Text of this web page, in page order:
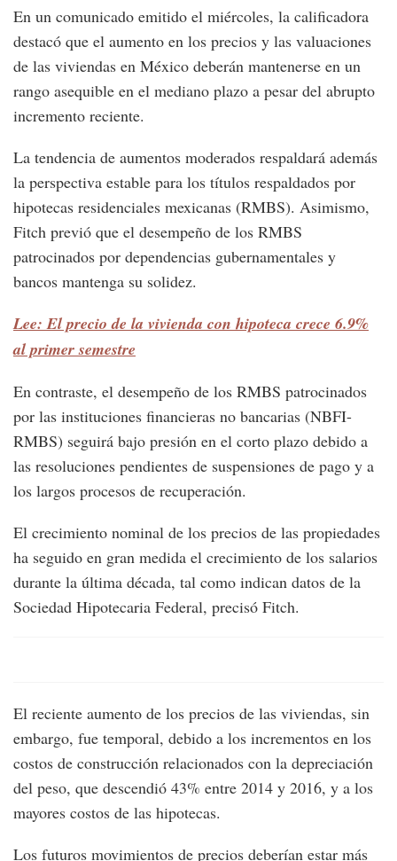
En un comunicado emitido el miércoles, la calificadora
destacó que el aumento en los precios y las valuaciones
de las viviendas en México deberán mantenerse en un
rango asequible en el mediano plazo a pesar del abrupto
incremento reciente.
La tendencia de aumentos moderados respaldará además
la perspectiva estable para los títulos respaldados por
hipotecas residenciales mexicanas (RMBS). Asimismo,
Fitch previó que el desempeño de los RMBS
patrocinados por dependencias gubernamentales y
bancos mantenga su solidez.
Lee: El precio de la vivienda con hipoteca crece 6.9%
al primer semestre
En contraste, el desempeño de los RMBS patrocinados
por las instituciones financieras no bancarias (NBFI-
RMBS) seguirá bajo presión en el corto plazo debido a
las resoluciones pendientes de suspensiones de pago y a
los largos procesos de recuperación.
El crecimiento nominal de los precios de las propiedades
ha seguido en gran medida el crecimiento de los salarios
durante la última década, tal como indican datos de la
Sociedad Hipotecaria Federal, precisó Fitch.
El reciente aumento de los precios de las viviendas, sin
embargo, fue temporal, debido a los incrementos en los
costos de construcción relacionados con la depreciación
del peso, que descendió 43% entre 2014 y 2016, y a los
mayores costos de las hipotecas.
Los futuros movimientos de precios deberían estar más